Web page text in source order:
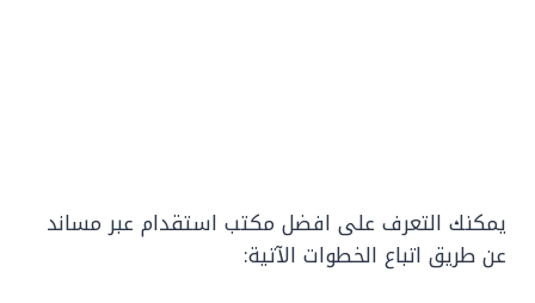
يمكنك التعرف على افضل مكتب استقدام عبر مساند
عن طريق اتباع الخطوات الآتية: